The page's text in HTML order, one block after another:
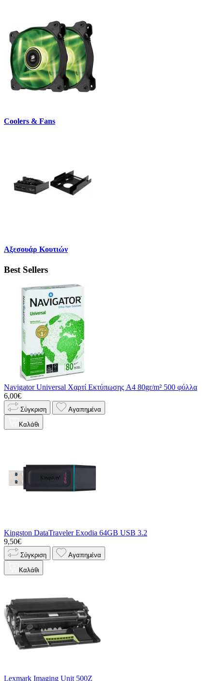
Coolers & Fans
Αξεσουάρ Κουτιών
Best Sellers
Navigator Universal Χαρτί Εκτύπωσης A4 80gr/m² 500 φύλλα
6,00€
Σύγκριση Αγαπημένα
Καλάθι
Kingston DataTraveler Exodia 64GB USB 3.2
9,50€
Σύγκριση Αγαπημένα
Καλάθι
Lexmark Imaging Unit 500Z